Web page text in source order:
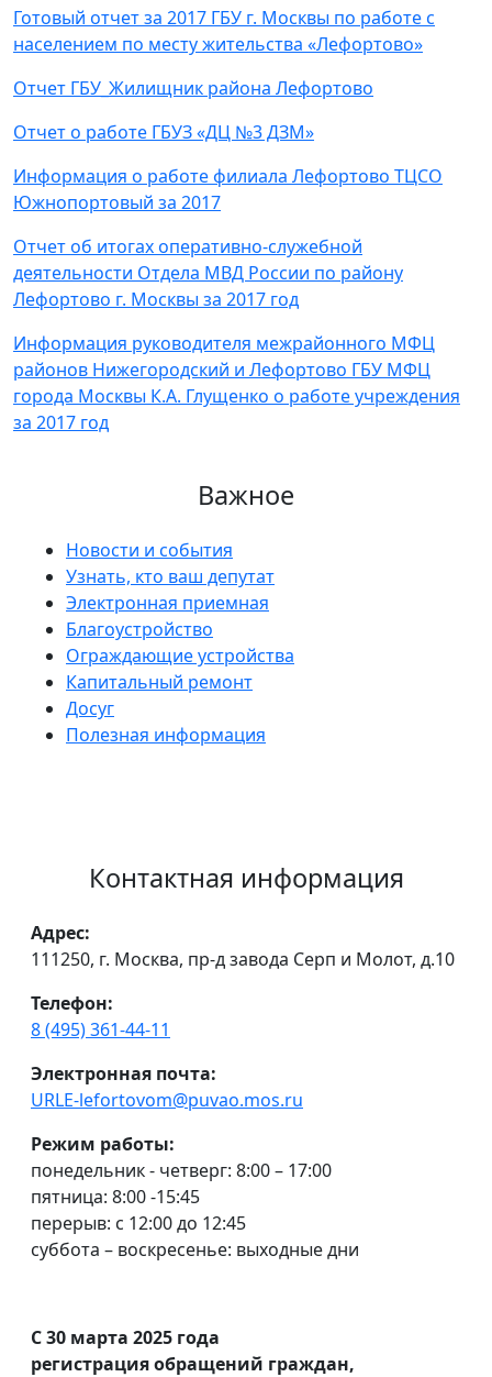
Готовый отчет за 2017 ГБУ г. Москвы по работе с
населением по месту жительства «Лефортово»
Отчет ГБУ_Жилищник района Лефортово
Отчет о работе ГБУЗ «ДЦ №3 ДЗМ»
Информация о работе филиала Лефортово ТЦСО
Южнопортовый за 2017
Отчет об итогах оперативно-служебной
деятельности Отдела МВД России по району
Лефортово г. Москвы за 2017 год
Информация руководителя межрайонного МФЦ
районов Нижегородский и Лефортово ГБУ МФЦ
города Москвы К.А. Глущенко о работе учреждения
за 2017 год
Важное
Новости и события
Узнать, кто ваш депутат
Электронная приемная
Благоустройство
Ограждающие устройства
Капитальный ремонт
Досуг
Полезная информация
Контактная информация
Адрес:
111250, г. Москва, пр-д завода Серп и Молот, д.10
Телефон:
8 (495) 361-44-11
Электронная почта:
URLE-lefortovom@puvao.mos.ru
Режим работы:
понедельник - четверг: 8:00 – 17:00
пятница: 8:00 -15:45
перерыв: с 12:00 до 12:45
суббота – воскресенье: выходные дни
С 30 марта 2025 года
регистрация обращений граждан,